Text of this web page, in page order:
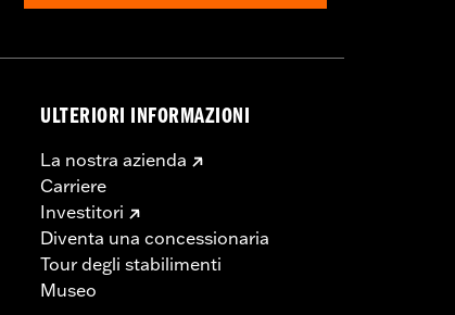
ULTERIORI INFORMAZIONI
La nostra azienda
Carriere
Investitori
Diventa una concessionaria
Tour degli stabilimenti
Museo